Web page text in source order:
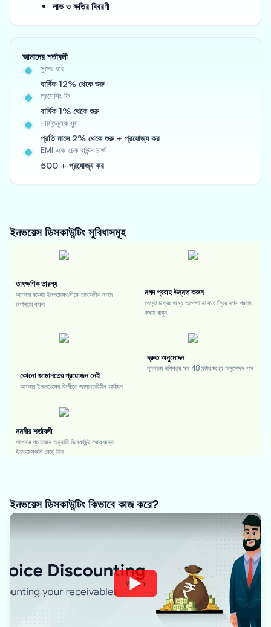
লাভ ও ক্ষতির বিবরণী
আমাদের শর্তাবলী
সুদের হার
বার্ষিক 12% থেকে শুরু
প্রসেসিং ফি
বার্ষিক 1% থেকে শুরু
শাস্তিমূলক সুদ
প্রতি মাসে 2% থেকে শুরু + প্রযোজ্য কর
EMI এবং চেক বাউন্স চার্জ
500 + প্রযোজ্য কর
ইনভয়েস ডিসকাউন্টিং সুবিধাসমূহ
তাৎক্ষণিক তারল্য
আপনার বকেয়া ইনভয়েসগুলিকে তাৎক্ষণিক নগদে
রূপান্তর করুন
নগদ প্রবাহ উন্নত করুন
পেমেন্ট চক্রের জন্য অপেক্ষা না করে স্থির নগদ প্রবাহ
বজায় রাখুন
কোনো জামানতের প্রয়োজন নেই
আপনার ইনভয়েসের বিপরীতে জামানতবিহীন অর্থায়ন
দ্রুত অনুমোদন
ন্যূনতম নথিপত্র সহ 48 ঘন্টার মধ্যে অনুমোদন পান
নমনীয় শর্তাবলী
আপনার প্রয়োজন অনুযায়ী ডিসকাউন্ট করার জন্য
ইনভয়েসগুলি বেছে নিন
ইনভয়েস ডিসকাউন্টিং কিভাবে কাজ করে?
Watch